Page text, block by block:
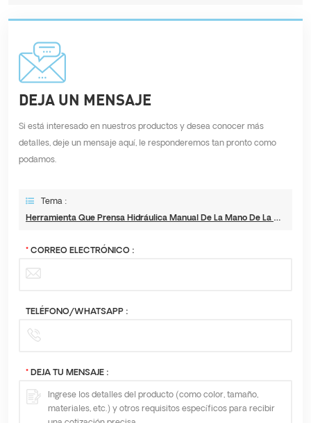
DEJA UN MENSAJE
Si está interesado en nuestros productos y desea conocer más
detalles, deje un mensaje aquí, le responderemos tan pronto como
podamos.
Tema :
Herramienta Que Prensa Hidráulica Manual De La Mano De La Cabeza De La Arrugadora De Los Alicates Hidráulicos Para Las Tuberías De Acero Inoxidable
* CORREO ELECTRÓNICO :
TELÉFONO/WHATSAPP :
* DEJA TU MENSAJE :